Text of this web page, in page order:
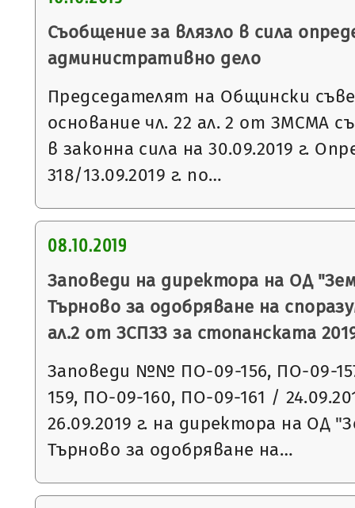
Съобщение за влязло в сила
административно дело
Председателят на Общински
основание чл. 22 ал. 2 от ЗМСМА
в законна сила на 30.09.2019 г.
318/13.09.2019 г. по…
08.10.2019
Заповеди на директора на ОД
Търново за одобряване на
ал.2 от ЗСПЗЗ за стопанската
Заповеди №№ ПО-09-156, ПО-09-
159, ПО-09-160, ПО-09-161 /
26.09.2019 г. на директора на ОД
Търново за одобряване на…